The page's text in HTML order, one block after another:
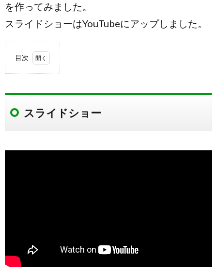
を作ってみました。
スライドショーはYouTubeにアップしました。
目次
1.
イド
ー
スライドショー